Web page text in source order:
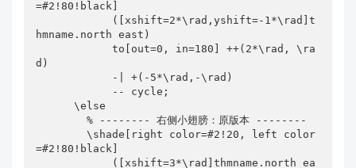
=#2!80!black]
hmname.north east)
            to[out=0, in=180] ++(2*\rad, \ra
d)
      \else
        % -------- 右侧小翅膀：原版本 --------
        \shade[right color=#2!20, left color
=#2!80!black]